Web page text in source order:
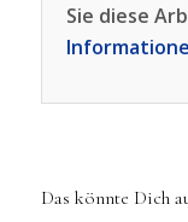
Sie diese
Das könnte Dich